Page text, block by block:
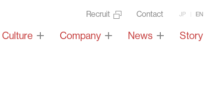
Culture Company News Story
Recruit Contact JP EN